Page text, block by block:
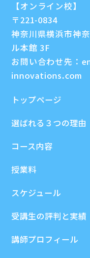
【オンライン校】
〒221-0834
神奈川県横浜市神
ル本館 3F
お問い合わせ先：
innovations.com
トップページ
選ばれる３つの理由
コース内容
授業料
スケジュール
受講生の評判と実績
講師プロフィール